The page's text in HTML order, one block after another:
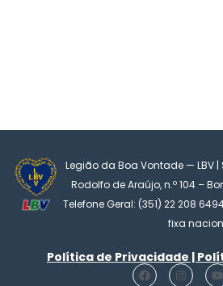
Legião da Boa Vontade — LBV
Rodolfo de Araújo, n.º 104 –
Telefone Geral: (351) 22 208
fixa
Política de Privacidade |
F
a
I
n
Y